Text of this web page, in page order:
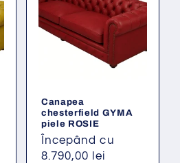
Canapea
chesterfield GYMA
piele ROSIE
Preț
obișnuit
Începând cu
8.790,00 lei